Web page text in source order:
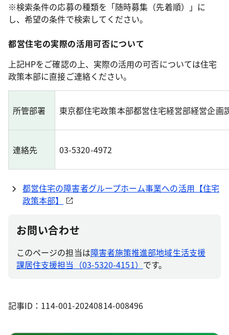
※検索条件の応募の種類を「随時募集（先着順）」に
し、希望の条件で検索してください。
都営住宅の実際の活用可否について
上記HPをご確認の上、実際の活用の可否については住宅
政策本部に直接ご連絡ください。
所管部署 東京都住宅政策本部都営住宅経営部経営企画
連絡先 03-5320-4972
都営住宅の障害者グループホーム事業への活用【住宅
政策本部】
お問い合わせ
このページの担当は障害者施策推進部地域生活支援
課居住支援担当（03-5320-4151） です。
記事ID：114-001-20240814-008496